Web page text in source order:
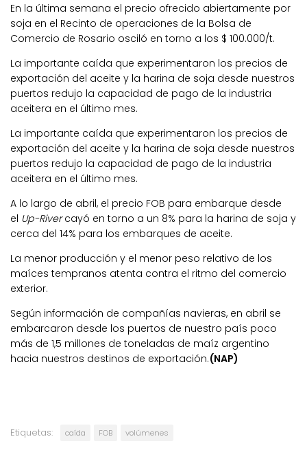
En la última semana el precio ofrecido abiertamente por
soja en el Recinto de operaciones de la Bolsa de
Comercio de Rosario osciló en torno a los $ 100.000/t.
La importante caída que experimentaron los precios de
exportación del aceite y la harina de soja desde nuestros
puertos redujo la capacidad de pago de la industria
aceitera en el último mes.
La importante caída que experimentaron los precios de
exportación del aceite y la harina de soja desde nuestros
puertos redujo la capacidad de pago de la industria
aceitera en el último mes.
A lo largo de abril, el precio FOB para embarque desde
el Up-Rivercayó en torno a un 8% para la harina de soja y
cerca del 14% para los embarques de aceite.
La menor producción y el menor peso relativo de los
maíces tempranos atenta contra el ritmo del comercio
exterior.
Según información de compañías navieras, en abril se
embarcaron desde los puertos de nuestro país poco
más de 1,5 millones de toneladas de maíz argentino
hacia nuestros destinos de exportación.(NAP)
Etiquetas: caída FOB volúmenes